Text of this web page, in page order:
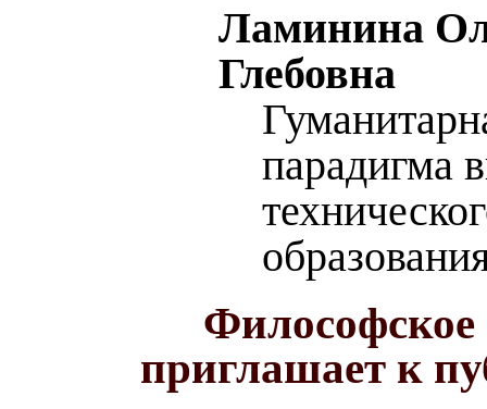
Ламинина
Глебовна
парадигма
Философское
приглашает к